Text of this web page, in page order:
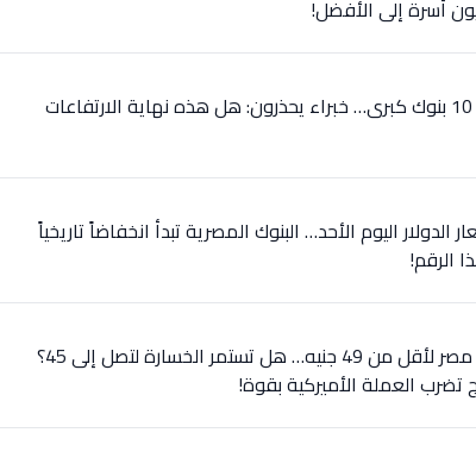
عاجل: الدولار يسقط في 10 بنوك كبرى… خبراء يحذرون: هل هذه نهاية الارتفاعات
اليوم الأحد… البنوك المصرية تبدأ انخفاضاً تاريخياً
الرقم!
عاجل: الدولار يسقط في مصر لأقل من 49 جنيه… هل تستمر الخسارة لتصل إلى 45؟
تضرب العملة الأميركية بقوة!